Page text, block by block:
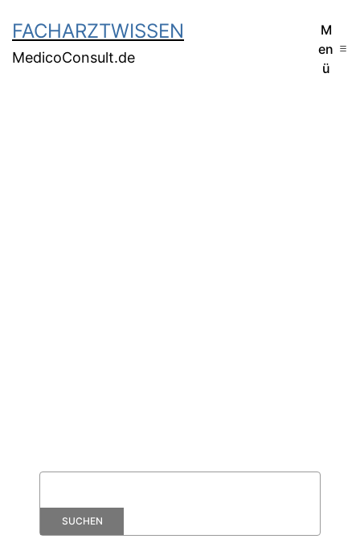
FACHARZTWISSEN
MedicoConsult.de
M
en
ü